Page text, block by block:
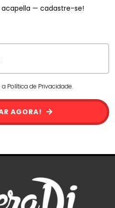
— cadastre-se!
Política de Privacidade.
AGORA!